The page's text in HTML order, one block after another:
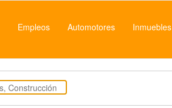
Empleos Automotores Inmuebles